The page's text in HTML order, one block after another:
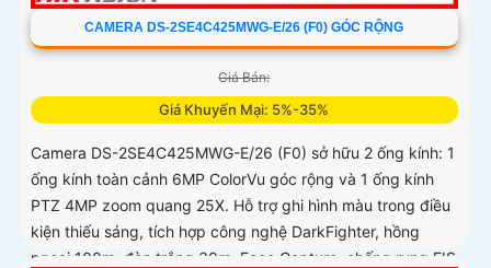
CAMERA DS-2SE4C425MWG-E/26 (F0) GÓC RỘNG
Giá Bán:
Giá Khuyến Mại: 5%-35%
Camera DS-2SE4C425MWG-E/26 (F0) sở hữu 2 ống kính: 1
ống kính toàn cảnh 6MP ColorVu góc rộng và 1 ống kính
PTZ 4MP zoom quang 25X. Hỗ trợ ghi hình màu trong điều
kiện thiếu sáng, tích hợp công nghệ DarkFighter, hồng
ngoại 100m, đèn trắng 30m, Face Capture, chống rung EIS